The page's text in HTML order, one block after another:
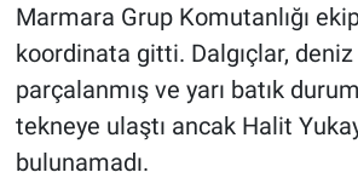
Marmara Grup Komutanlığı
koordinata gitti. Dalgıçlar,
parçalanmış ve yarı batık
tekneye ulaştı ancak Halit
bulunamadı.